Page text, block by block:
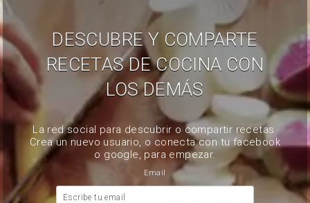
DESCUBRE Y COMPARTE
RECETAS DE COCINA CON
LOS DEMÁS
La red social para descubrir o compartir recetas.
Crea un nuevo usuario, o conecta con tu facebook
o google, para empezar.
Email
Escribe tu email